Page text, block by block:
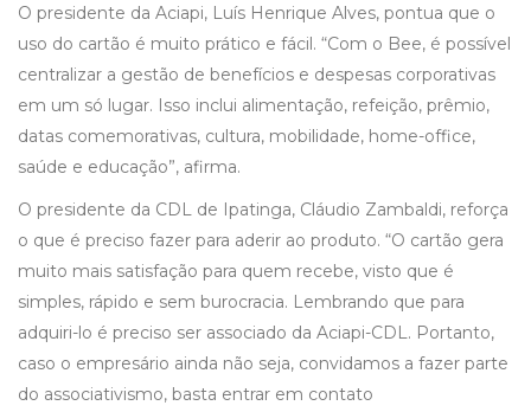
O presidente da Aciapi, Luís Henrique Alves, pontua que o
uso do cartão é muito prático e fácil. “Com o Bee, é possível
centralizar a gestão de benefícios e despesas corporativas
em um só lugar. Isso inclui alimentação, refeição, prêmio,
datas comemorativas, cultura, mobilidade, home-office,
saúde e educação”, afirma.
O presidente da CDL de Ipatinga, Cláudio Zambaldi, reforça
o que é preciso fazer para aderir ao produto. “O cartão gera
muito mais satisfação para quem recebe, visto que é
simples, rápido e sem burocracia. Lembrando que para
adquiri-lo é preciso ser associado da Aciapi-CDL. Portanto,
caso o empresário ainda não seja, convidamos a fazer parte
do associativismo, basta entrar em contato